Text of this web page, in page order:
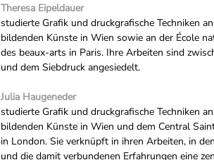
Theresa Eipeldauer
studierte Grafik und druckgrafische Techniken
bildenden Künste in Wien sowie an der École
des beaux-arts in Paris. Ihre Arbeiten sind
und dem Siebdruck angesiedelt.
Julia Haugeneder
studierte Grafik und druckgrafische Techniken
bildenden Künste in Wien und dem Central
in London. Sie verknüpft in ihren Arbeiten, in
und die damit verbundenen Erfahrungen eine